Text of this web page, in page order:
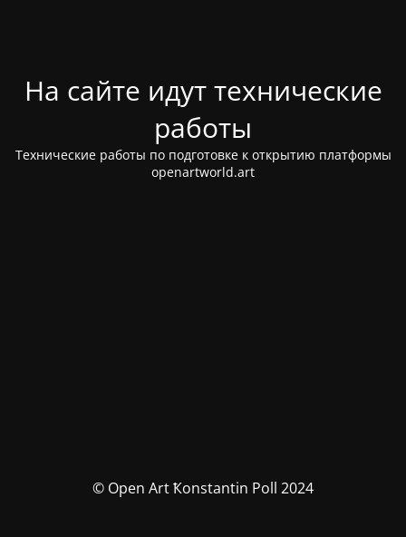
На сайте идут технические
работы
Технические работы по подготовке к открытию платформы
openartworld.art
© Open Art Ҟonstantin Poll 2024